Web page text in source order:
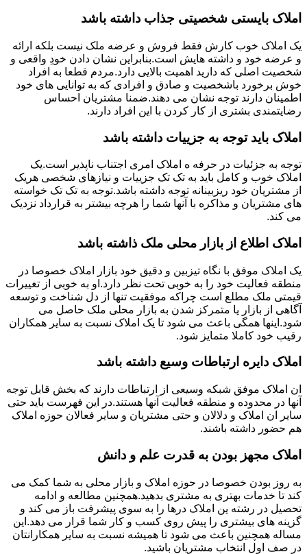
املاک بایستی شخصیتی جذاب داشته باشد
یک املاک خوب کارش فقط فروش و عرضه ملک نیست بلکه ارائه
و عرضه خود و داشته هایش است.بنابراین نشان دادن خودِ واقعی و
شخصیت اصلی که دارید اهمیت بالایی دارد.مردم قطعا به افراد
خوش برخورد باشخصیت و صادق و افرادی که به توانایی های خود
اطمینان دارند توجه نشان می دهند.ضمنا مشتریان احساس
رضایتمندی بشتری از کار کردن با این افراد دارند.
املاک باید توجه به جزییات داشته باشد
توجه به جزئیات در حرفه ه املاک امری اجتناب ناپذیر است.یک
املاک خوب و کامل باید به تک تک جزییات و نیازهای شخصی هریک
از مشتریان خود ریزبینانه توجه داشته باشد.توجه به تک تک خواسته
های مشتریان و مذاکره با آنها شما را هرچه بیشتر به قرارداد نزدیک
می کند.
املاک اطلاع از بازار محلی ملک ذاشته باشد
یک املاک موفق با نگاه تیزبین و دقیق خود بازار املاک خصوصا در
منطقه فعالیت خود را به خوبی تحت نظر دارد.او به خوبی از تغییرات
قیمتی ملک مطلع است چراکه موفقیت تنها از دل شناخت و توسعه
آگاهی از بازار یا متمرکز شدن به بازار محلی ملک حاصل می
شود.اینها همگی باعث می شود تا یک املاک نسبت به سایر همکاران
رقیب خود کاملا متمایز شود.
املاک دایره ارتباطات وسیع داشته باشد
ان املاک موفق شبکه وسیعی از ارتباطات دارند که بخش قابل توجه
آنها در محدوده و منطقه فعالیت آنها هستند.در این فهرست باید حتی
سایر ان املاک و دلالان و حتی مشتریان و سایر فعالان حوزه املاک
هم حضور داشته باشند.
املاک مجهز بودن به قدرت علم و دانش
به روز بودن خصوصا در حوزه املاک و بازار محلی به شما کمک می
کند تا خدمات بهتری به مشتری بدهید.همچنین مطالعه و ادامه
تحصیل در رشته ین املاک درها را به سوی پیشرفت باز می کند و
گزینه های بیشتری را پیش روی کسب و کار شما قرار می دهد.این
مساله همچنین باعث می شود تا همیشه نسبت به سایر همکارانتان
در صف اول انتخاب مشتریان باشید.